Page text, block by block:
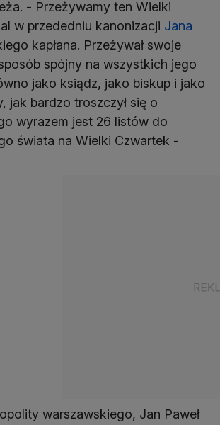
- Przeżywamy ten Wielki
w przededniu kanonizacji Jana
kapłana. Przeżywał swoje
spójny na wszystkich jego
jako ksiądz, jako biskup i jako
jak bardzo troszczył się o
wyrazem jest 26 listów do
świata na Wielki Czwartek -
warszawskiego, Jan Paweł